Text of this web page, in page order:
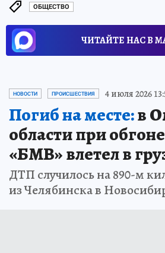
ОБЩЕСТВО
ЧИТАЙТЕ НАС В
НОВОСТИ ПРОИСШЕСТВИЯ 4 июля 2026
Погиб на месте:в
области при
«БМВ» влетел в
ДТП случилось на 890-м
из Челябинска в